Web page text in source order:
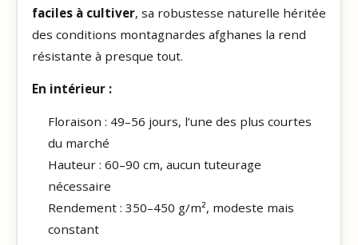
faciles à cultiver, sa robustesse naturelle héritée
des conditions montagnardes afghanes la rend
résistante à presque tout.
En intérieur :
Floraison : 49–56 jours, l’une des plus courtes
du marché
Hauteur : 60–90 cm, aucun tuteurage
nécessaire
Rendement : 350–450 g/m², modeste mais
constant